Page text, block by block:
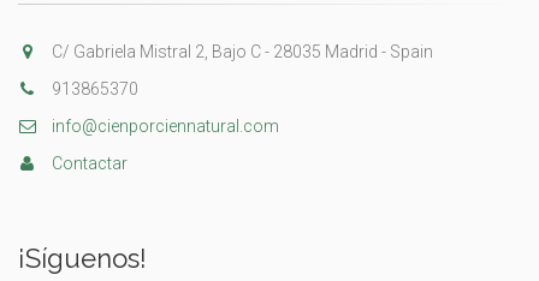
C/ Gabriela Mistral 2, Bajo C - 28035 Madrid - Spain
913865370
info@cienporciennatural.com
Contactar
¡Síguenos!